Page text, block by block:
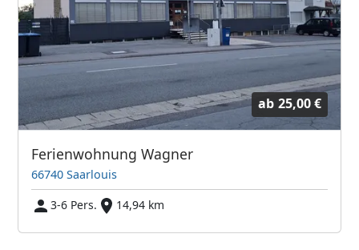
ab 25,00 €
Ferienwohnung Wagner
66740 Saarlouis
3-6 Pers.
14,94 km